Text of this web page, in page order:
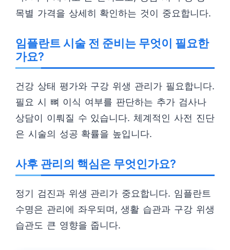
목별 가격을 상세히 확인하는 것이 중요합니다.
임플란트 시술 전 준비는 무엇이 필요한
가요?
건강 상태 평가와 구강 위생 관리가 필요합니다.
필요 시 뼈 이식 여부를 판단하는 추가 검사나
상담이 이뤄질 수 있습니다. 체계적인 사전 진단
은 시술의 성공 확률을 높입니다.
사후 관리의 핵심은 무엇인가요?
정기 검진과 위생 관리가 중요합니다. 임플란트
수명은 관리에 좌우되며, 생활 습관과 구강 위생
습관도 큰 영향을 줍니다.